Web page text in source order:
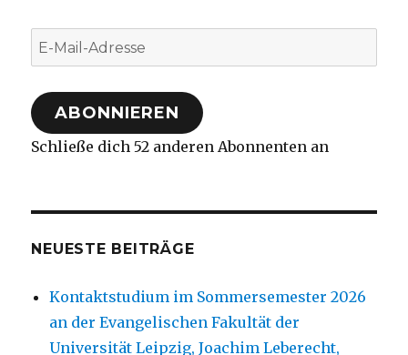
E-
Mail-
Adresse
ABONNIEREN
Schließe dich 52 anderen Abonnenten an
NEUESTE BEITRÄGE
Kontaktstudium im Sommersemester 2026
an der Evangelischen Fakultät der
Universität Leipzig, Joachim Leberecht,